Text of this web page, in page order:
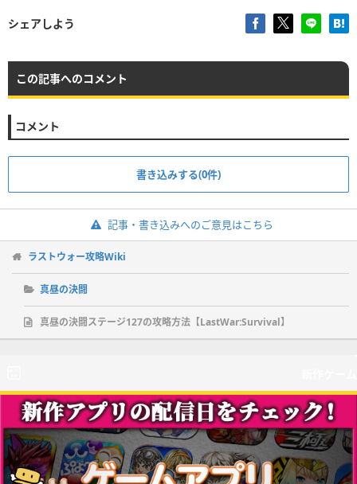
シェアしよう
この記事へのコメント
コメント
書き込みする(0件)
記事・書き込みへのご意見はこちら
ラストウォー攻略Wiki
真昼の決闘
真昼の決闘ステージ127の攻略方法【LastWar:Survival】